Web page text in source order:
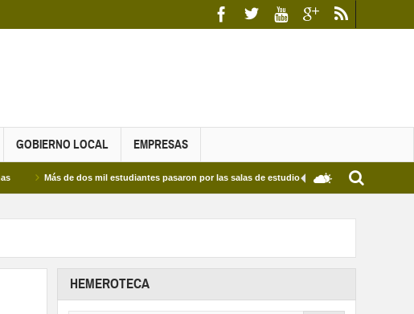
GOBIERNO LOCAL EMPRESAS
Más de dos mil estudiantes pasaron por las salas de estudio de las Bibliotecas Municipales y del
HEMEROTECA